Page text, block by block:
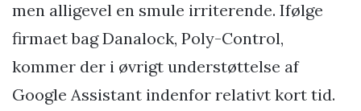
men alligevel en smule irriterende. Ifølge
firmaet bag Danalock, Poly-Control,
kommer der i øvrigt understøttelse af
Google Assistant indenfor relativt kort tid.